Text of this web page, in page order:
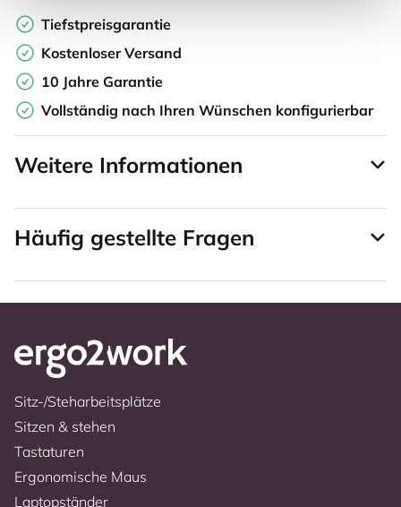
Tiefstpreisgarantie
Kostenloser Versand
10 Jahre Garantie
Vollständig nach Ihren Wünschen konfigurierbar
Weitere Informationen
Häufig gestellte Fragen
Sitz-/Steharbeitsplätze
Sitzen & stehen
Tastaturen
Ergonomische Maus
Laptopständer